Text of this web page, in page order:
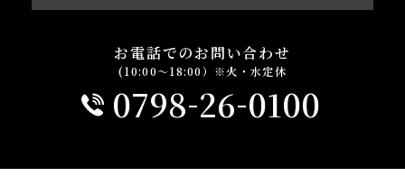
お電話でのお問い合わせ
(10:00～18:00）※火・水定休
0798-26-0100